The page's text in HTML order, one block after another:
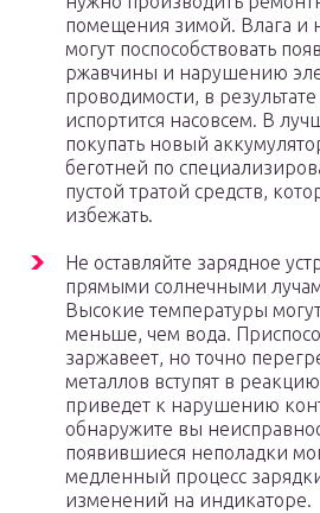
помещения зимой. Влага и
могут поспособствовать
ржавчины и нарушению
проводимости, в
испортится насовсем. В
покупать новый
беготней по
пустой тратой средств,
избежать.
Не оставляйте зарядное
прямыми солнечными
Высокие температуры
меньше, чем вода.
заржавеет, но точно
металлов вступят в
приведет к нарушению
обнаружите вы
появившиеся неполадки
медленный процесс
изменений на индикаторе.